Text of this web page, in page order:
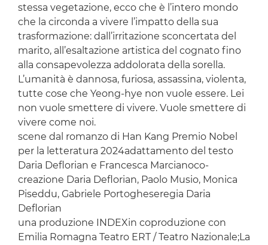
stessa vegetazione, ecco che è l’intero mondo
che la circonda a vivere l’impatto della sua
trasformazione: dall’irritazione sconcertata del
marito, all’esaltazione artistica del cognato fino
alla consapevolezza addolorata della sorella.
L’umanità è dannosa, furiosa, assassina, violenta,
tutte cose che Yeong-hye non vuole essere. Lei
non vuole smettere di vivere. Vuole smettere di
vivere come noi.
scene dal romanzo di Han Kang Premio Nobel
per la letteratura 2024adattamento del testo
Daria Deflorian e Francesca Marcianoco-
creazione Daria Deflorian, Paolo Musio, Monica
Piseddu, Gabriele Portogheseregia Daria
Deflorian
una produzione INDEXin coproduzione con
Emilia Romagna Teatro ERT / Teatro Nazionale;La